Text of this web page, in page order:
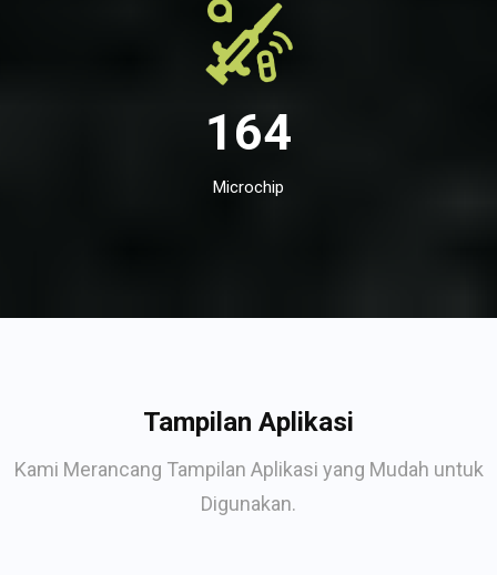
164
Microchip
Tampilan Aplikasi
Kami Merancang Tampilan Aplikasi yang Mudah untuk
Digunakan.